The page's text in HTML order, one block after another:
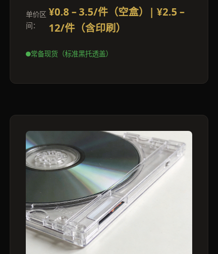
单价区
间：
¥0.8 – 3.5/件（空盒）| ¥2.5 –
12/件（含印刷）
常备现货（标准黑托透盖）